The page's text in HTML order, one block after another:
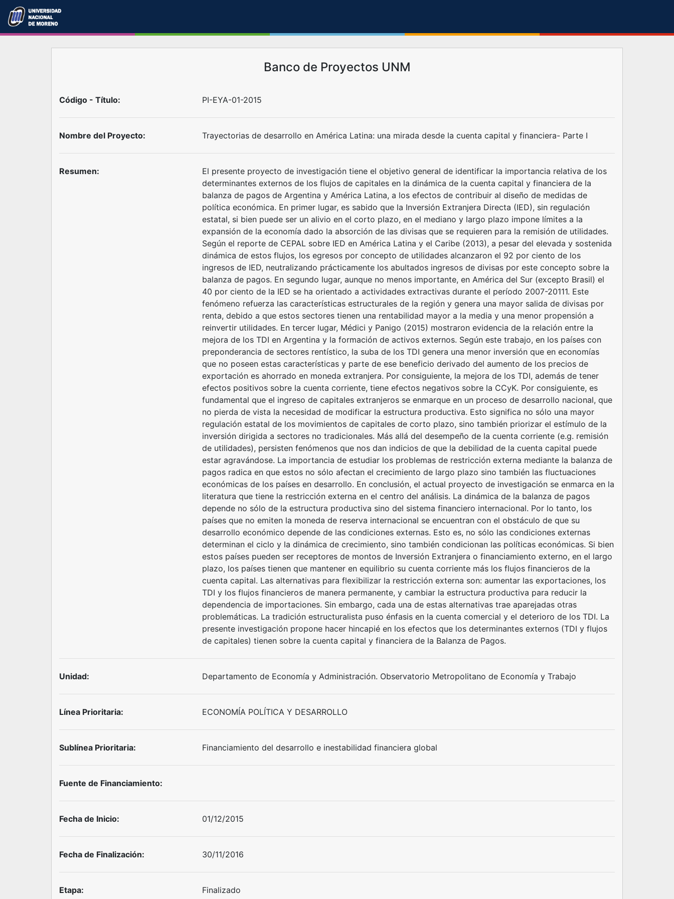
Banco de Proyectos UNM
Código - Título: PI-EYA-01-2015
Nombre del Proyecto: Trayectorias de desarrollo en América Latina: una mirada desde la cuenta capital y financiera- Parte I
Resumen:
El presente proyecto de investigación tiene el objetivo general de identificar la importancia relativa de los
determinantes externos de los flujos de capitales en la dinámica de la cuenta capital y financiera de la
balanza de pagos de Argentina y América Latina, a los efectos de contribuir al diseño de medidas de
política económica. En primer lugar, es sabido que la Inversión Extranjera Directa (IED), sin regulación
estatal, si bien puede ser un alivio en el corto plazo, en el mediano y largo plazo impone límites a la
expansión de la economía dado la absorción de las divisas que se requieren para la remisión de utilidades.
Según el reporte de CEPAL sobre IED en América Latina y el Caribe (2013), a pesar del elevada y sostenida
dinámica de estos flujos, los egresos por concepto de utilidades alcanzaron el 92 por ciento de los
ingresos de IED, neutralizando prácticamente los abultados ingresos de divisas por este concepto sobre la
balanza de pagos. En segundo lugar, aunque no menos importante, en América del Sur (excepto Brasil) el
40 por ciento de la IED se ha orientado a actividades extractivas durante el período 2007-20111. Este
fenómeno refuerza las características estructurales de la región y genera una mayor salida de divisas por
renta, debido a que estos sectores tienen una rentabilidad mayor a la media y una menor propensión a
reinvertir utilidades. En tercer lugar, Médici y Panigo (2015) mostraron evidencia de la relación entre la
mejora de los TDI en Argentina y la formación de activos externos. Según este trabajo, en los países con
preponderancia de sectores rentístico, la suba de los TDI genera una menor inversión que en economías
que no poseen estas características y parte de ese beneficio derivado del aumento de los precios de
exportación es ahorrado en moneda extranjera. Por consiguiente, la mejora de los TDI, además de tener
efectos positivos sobre la cuenta corriente, tiene efectos negativos sobre la CCyK. Por consiguiente, es
fundamental que el ingreso de capitales extranjeros se enmarque en un proceso de desarrollo nacional, que
no pierda de vista la necesidad de modificar la estructura productiva. Esto significa no sólo una mayor
regulación estatal de los movimientos de capitales de corto plazo, sino también priorizar el estímulo de la
inversión dirigida a sectores no tradicionales. Más allá del desempeño de la cuenta corriente (e.g. remisión
de utilidades), persisten fenómenos que nos dan indicios de que la debilidad de la cuenta capital puede
estar agravándose. La importancia de estudiar los problemas de restricción externa mediante la balanza de
pagos radica en que estos no sólo afectan el crecimiento de largo plazo sino también las fluctuaciones
económicas de los países en desarrollo. En conclusión, el actual proyecto de investigación se enmarca en la
literatura que tiene la restricción externa en el centro del análisis. La dinámica de la balanza de pagos
depende no sólo de la estructura productiva sino del sistema financiero internacional. Por lo tanto, los
países que no emiten la moneda de reserva internacional se encuentran con el obstáculo de que su
desarrollo económico depende de las condiciones externas. Esto es, no sólo las condiciones externas
determinan el ciclo y la dinámica de crecimiento, sino también condicionan las políticas económicas. Si bien
estos países pueden ser receptores de montos de Inversión Extranjera o financiamiento externo, en el largo
plazo, los países tienen que mantener en equilibrio su cuenta corriente más los flujos financieros de la
cuenta capital. Las alternativas para flexibilizar la restricción externa son: aumentar las exportaciones, los
TDI y los flujos financieros de manera permanente, y cambiar la estructura productiva para reducir la
dependencia de importaciones. Sin embargo, cada una de estas alternativas trae aparejadas otras
problemáticas. La tradición estructuralista puso énfasis en la cuenta comercial y el deterioro de los TDI. La
presente investigación propone hacer hincapié en los efectos que los determinantes externos (TDI y flujos
de capitales) tienen sobre la cuenta capital y financiera de la Balanza de Pagos.
Unidad: Departamento de Economía y Administración. Observatorio Metropolitano de Economía y Trabajo
Línea Prioritaria: ECONOMÍA POLÍTICA Y DESARROLLO
Sublínea Prioritaria: Financiamiento del desarrollo e inestabilidad financiera global
Fuente de Financiamiento:
Fecha de Inicio: 01/12/2015
Fecha de Finalización: 30/11/2016
Etapa: Finalizado